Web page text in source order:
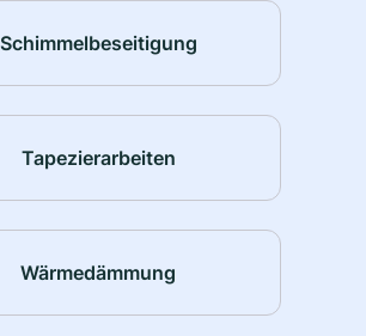
Schimmelbeseitigung
Tapezierarbeiten
Wärmedämmung